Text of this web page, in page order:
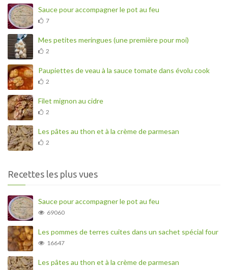
Sauce pour accompagner le pot au feu
7
Mes petites meringues (une première pour moi)
2
Paupiettes de veau à la sauce tomate dans évolu cook
2
Filet mignon au cidre
2
Les pâtes au thon et à la crème de parmesan
2
Recettes les plus vues
Sauce pour accompagner le pot au feu
69060
Les pommes de terres cuites dans un sachet spécial four
16647
Les pâtes au thon et à la crème de parmesan